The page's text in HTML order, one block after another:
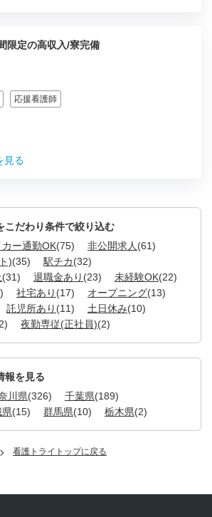
限定の高収入/寮完備
応援看護師
見る
こだわり条件で絞り込む
カー通勤OK(75) 非公開求人 (61)
)(35) 駅チカ(32)
(31) 退職金あり (23) 未経験OK(22)
社宅あり (17) オープニング(13)
託児所あり (11) 土日休み(10)
夜勤専従(正社員)(2)
報を見る
川県(326) 千葉県(189)
(15) 群馬県(10) 栃木県(2)
看護トライトップに戻る